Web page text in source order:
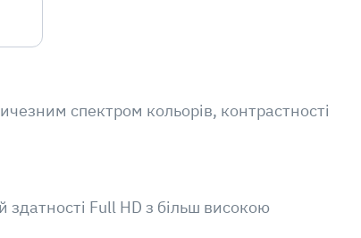
спектром кольорів, контрастності
здатності Full HD з більш високою